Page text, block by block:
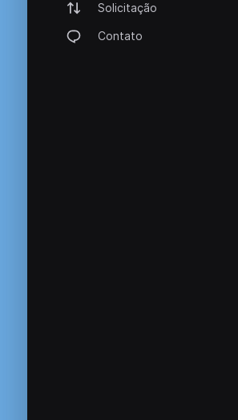
Solicitação
Contato